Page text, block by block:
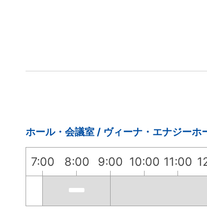
ホール・会議室 / ヴィーナ・エナジーホ
7:00 8:00 9:00 10:00 11:00